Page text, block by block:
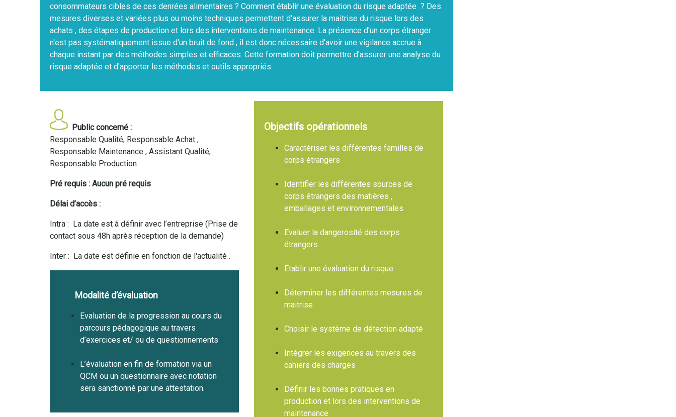
consommateurs cibles de ces denrées alimentaires ? Comment établir une évaluation du risque adaptée ? Des
mesures diverses et variées plus ou moins techniques permettent d'assurer la maitrise du risque lors des
achats , des étapes de production et lors des interventions de maintenance. La présence d'un corps étranger
n'est pas systématiquement issue d'un bruit de fond , il est donc nécessaire d'avoir une vigilance accrue à
chaque instant par des méthodes simples et efficaces. Cette formation doit permettre d'assurer une analyse du
risque adaptée et d'apporter les méthodes et outils appropriés.
Public concerné :
Responsable Qualité, Responsable Achat ,
Responsable Maintenance , Assistant Qualité,
Responsable Production
Pré requis : Aucun pré requis
Délai d’accès :
Intra : La date est à définir avec l’entreprise (Prise de
contact sous 48h après réception de la demande)
Inter : La date est définie en fonction de l'actualité .
Modalité d’évaluation
Evaluation de la progression au cours du
parcours pédagogique au travers
d’exercices et/ ou de questionnements
L’évaluation en fin de formation via un
QCM ou un questionnaire avec notation
sera sanctionné par une attestation.
Objectifs opérationnels
Caractériser les différentes familles de
corps étrangers
Identifier les différentes sources de
corps étrangers des matières ,
emballages et environnementales.
Evaluer la dangerosité des corps
étrangers
Etablir une évaluation du risque
Déterminer les différentes mesures de
maitrise
Choisir le système de détection adapté
Intégrer les exigences au travers des
cahiers des charges
Définir les bonnes pratiques en
production et lors des interventions de
maintenance